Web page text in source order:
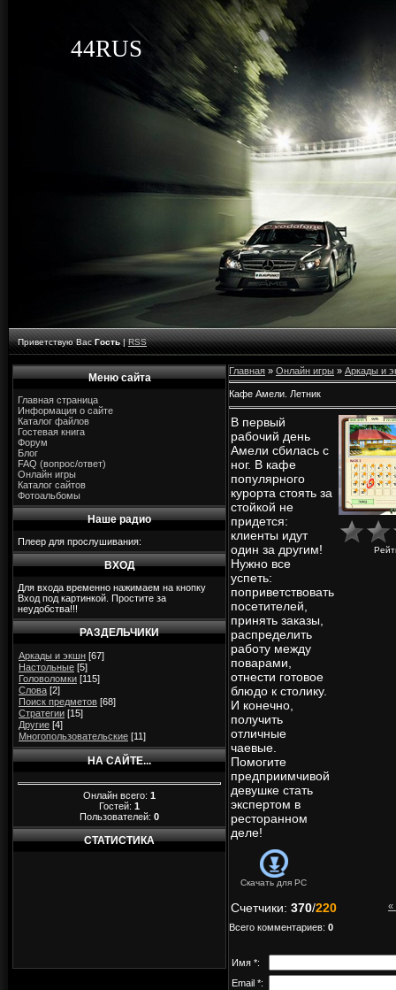
44RUS
Приветствую Вас Гость|RSS
Меню сайта
Главная страница
Информация о сайте
Каталог файлов
Гостевая книга
Форум
Блог
FAQ (вопрос/ответ)
Онлайн игры
Каталог сайтов
Фотоальбомы
Наше радио
Плеер для прослушивания:
ВХОД
Для входа временно нажимаем на кнопку
Вход под картинкой. Простите за
неудобства!!!
РАЗДЕЛЬЧИКИ
Аркады и экшн [67]
Настольные [5]
Головоломки [115]
Слова [2]
Поиск предметов [68]
Стратегии [15]
Другие [4]
Многопользовательские [11]
НА САЙТЕ...
Онлайн всего: 1
Гостей: 1
Пользователей: 0
СТАТИСТИКА
Главная » Онлайн игры » Аркады и
Кафе Амели. Летник
В первый
рабочий день
Амели сбилась с
ног. В кафе
популярного
курорта стоять за
стойкой не
придется:
клиенты идут
один за другим!
Нужно все
успеть:
поприветствовать
посетителей,
принять заказы,
распределить
работу между
поварами,
отнести готовое
блюдо к столику.
И конечно,
получить
отличные
чаевые.
Помогите
предприимчивой
девушке стать
экспертом в
ресторанном
деле!
Скачать для PC
«
Счетчики: 370/220
Всего комментариев: 0
Имя *:
Email *: